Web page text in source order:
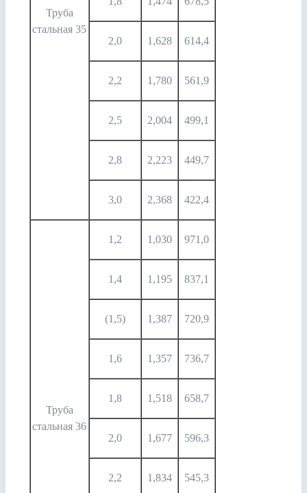
Труба
стальная 35
2,0 1,628 614,4
2,2 1,780 561,9
2,5 2,004 499,1
2,8 2,223 449,7
3,0 2,368 422,4
Труба
стальная 36
1,2 1,030 971,0
1,4 1,195 837,1
(1,5) 1,387 720,9
1,6 1,357 736,7
1,8 1,518 658,7
2,0 1,677 596,3
2,2 1,834 545,3